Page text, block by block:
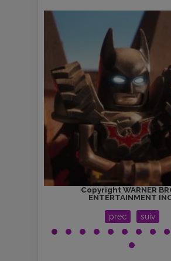
Copyright WARNER
ENTERTAINMENT
prec suiv